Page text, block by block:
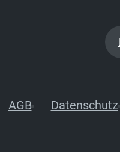
AGB Datenschutz